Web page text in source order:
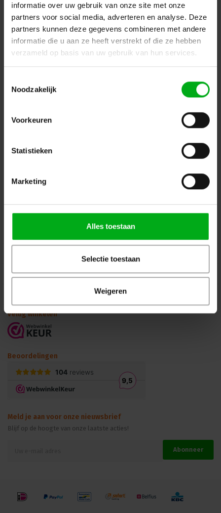
informatie over uw gebruik van onze site met onze
partners voor social media, adverteren en analyse. Deze
partners kunnen deze gegevens combineren met andere
informatie die u aan ze heeft verstrekt of die ze hebben
verzameld op basis van uw gebruik van hun services.
Noodzakelijk
Voorkeuren
Statistieken
Marketing
Alles toestaan
Selectie toestaan
Weigeren
Tesa | 50-50 | Textieltape | Rol kleur: ongecoat zwart |
Breedte: 50mm | Lengte: 50m
120863550
Direct leverbaar
info@podiumtechniek.nl
Volg ons op Facebook
Volg ons op Twitter
Stuur ons een bericht
Mijn Account
Veilig winkelen
Beoordelingen
Meld je aan voor onze nieuwsbrief
Blijf op de hoogte van onze laatste acties!
Abonneer